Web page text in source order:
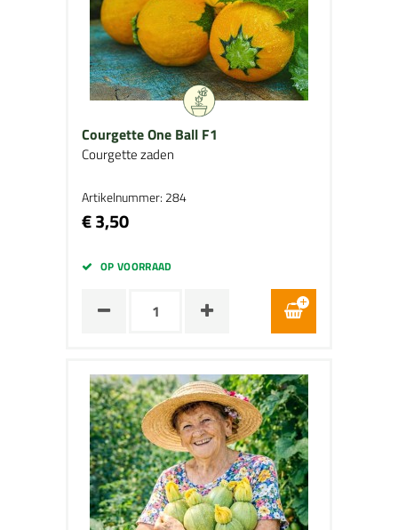
Courgette One Ball F1
Courgette zaden
Artikelnummer: 284
€ 3,50
OP VOORRAAD